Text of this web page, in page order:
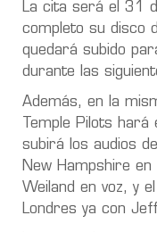
La cita será el 31
completo su disco
quedará subido
durante las
Además, en la
Temple Pilots hará
subirá los audios
New Hampshire
Weiland en voz, y
Londres ya con